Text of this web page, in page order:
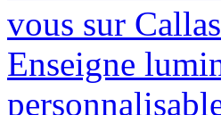
vous sur
Enseigne